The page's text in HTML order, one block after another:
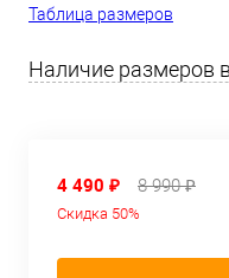
Таблица размеров
Наличие размеров
4 490 ₽ 8 990 ₽
Скидка 50%